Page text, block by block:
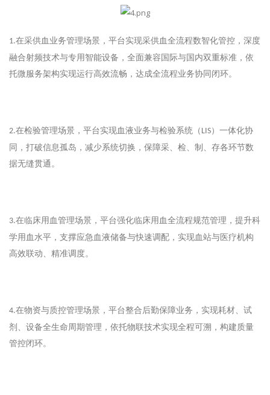
1.在采供血业务管理场景，平台实现采供血全流程数智化管控，深度
融合射频技术与专用智能设备，全面兼容国际与国内双重标准，依
托微服务架构实现运行高效流畅，达成全流程业务协同闭环。
2.在检验管理场景，平台实现血液业务与检验系统（ LIS）一体化协
同，打破信息孤岛，减少系统切换，保障采、检、制、存各环节数
据无缝贯通。
3.在临床用血管理场景，平台强化临床用血全流程规范管理，提升科
学用血水平，支撑应急血液储备与快速调配，实现血站与医疗机构
高效联动、精准调度。
4.在物资与质控管理场景，平台整合后勤保障业务，实现耗材、试
剂、设备全生命周期管理，依托物联技术实现全程可溯，构建质量
管控闭环。